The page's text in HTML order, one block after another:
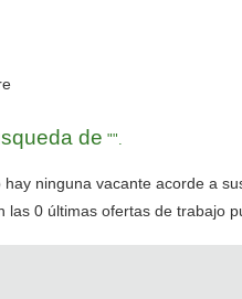
(página
de "".
hay ninguna vacante acorde a
las 0 últimas ofertas de trabajo